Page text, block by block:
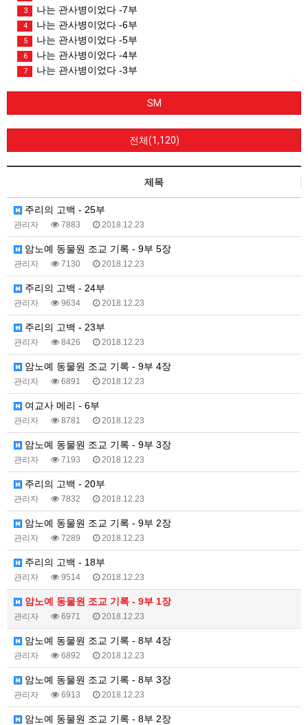
3 나는 관사병이었다 -7부
4 나는 관사병이었다 -6부
5 나는 관사병이었다 -5부
6 나는 관사병이었다 -4부
7 나는 관사병이었다 -3부
SM
전체(1,120)
제목
주리의 고백 - 25부
관리자 7883 2018.12.23
암노예 동물원 조교 기록 - 9부 5장
관리자 7130 2018.12.23
주리의 고백 - 24부
관리자 9634 2018.12.23
주리의 고백 - 23부
관리자 8426 2018.12.23
암노예 동물원 조교 기록 - 9부 4장
관리자 6891 2018.12.23
여교사 메리 - 6부
관리자 8781 2018.12.23
암노예 동물원 조교 기록 - 9부 3장
관리자 7193 2018.12.23
주리의 고백 - 20부
관리자 7832 2018.12.23
암노예 동물원 조교 기록 - 9부 2장
관리자 7289 2018.12.23
주리의 고백 - 18부
관리자 9514 2018.12.23
암노예 동물원 조교 기록 - 9부 1장
관리자 6971 2018.12.23
암노예 동물원 조교 기록 - 8부 4장
관리자 6892 2018.12.23
암노예 동물원 조교 기록 - 8부 3장
관리자 6913 2018.12.23
암노예 동물원 조교 기록 - 8부 2장